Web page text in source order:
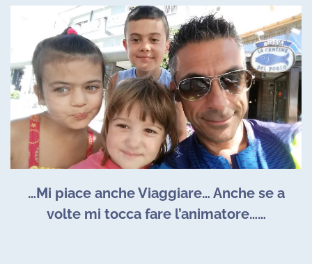
…Mi piace anche Viaggiare… Anche se a
volte mi tocca fare l’animatore……